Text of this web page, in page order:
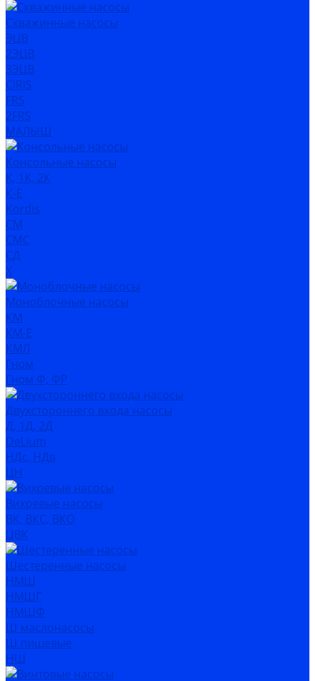
Скважинные насосы
ЭЦВ
2ЭЦВ
3ЭЦВ
CIRIS
FRS
2FRS
МАЛЫШ
Консольные насосы
К, 1К, 2К
К-Е
Kordis
СМ
СМС
СД
Х
Моноблочные насосы
КМ
КМ-Е
КМЛ
Гном
Гном Ф, ФР
Двухстороннего входа насосы
Д, 1Д, 2Д
DeLium
НДс, НДв
ЦН
Вихревые насосы
ВК, ВКС, ВКО
ЦВК
Шестеренные насосы
НМШ
НМШГ
НМШФ
Ш маслонасосы
Ш пищевые
НШ